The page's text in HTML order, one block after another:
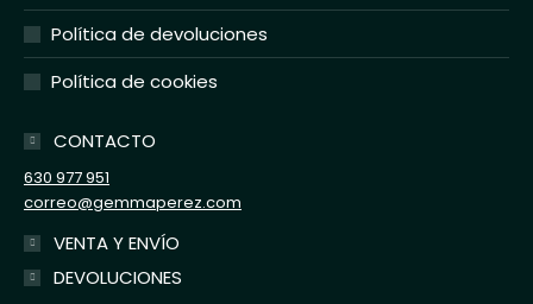
Política de devoluciones
Política de cookies
CONTACTO
630 977 951
correo@gemmaperez.com
VENTA Y ENVÍO
DEVOLUCIONES